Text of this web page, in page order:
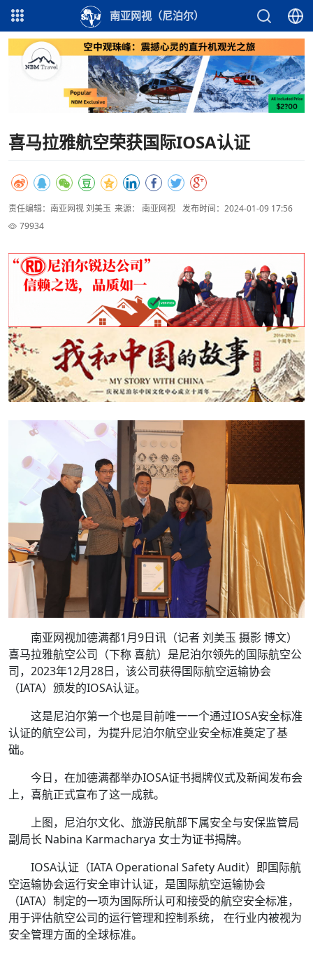
南亚网视（尼泊尔）
喜马拉雅航空荣获国际IOSA认证
责任编辑：南亚网视 刘美玉 来源： 南亚网视 发布时间：2024-01-09 17:56
79934
南亚网视加德满都1月9日讯（记者 刘美玉 摄影 博文）
喜马拉雅航空公司（下称 喜航）是尼泊尔领先的国际航空公
司，2023年12月28日，该公司获得国际航空运输协会
（IATA）颁发的IOSA认证。
这是尼泊尔第一个也是目前唯一一个通过IOSA安全标准
认证的航空公司，为提升尼泊尔航空业安全标准奠定了基
础。
今日，在加德满都举办IOSA证书揭牌仪式及新闻发布会
上，喜航正式宣布了这一成就。
上图，尼泊尔文化、旅游民航部下属安全与安保监管局
副局长 Nabina Karmacharya 女士为证书揭牌。
IOSA认证（IATA Operational Safety Audit）即国际航
空运输协会运行安全审计认证，是国际航空运输协会
（IATA）制定的一项为国际所认可和接受的航空安全标准，
用于评估航空公司的运行管理和控制系统， 在行业内被视为
安全管理方面的全球标准。